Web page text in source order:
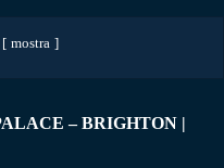
mostra
– BRIGHTON |